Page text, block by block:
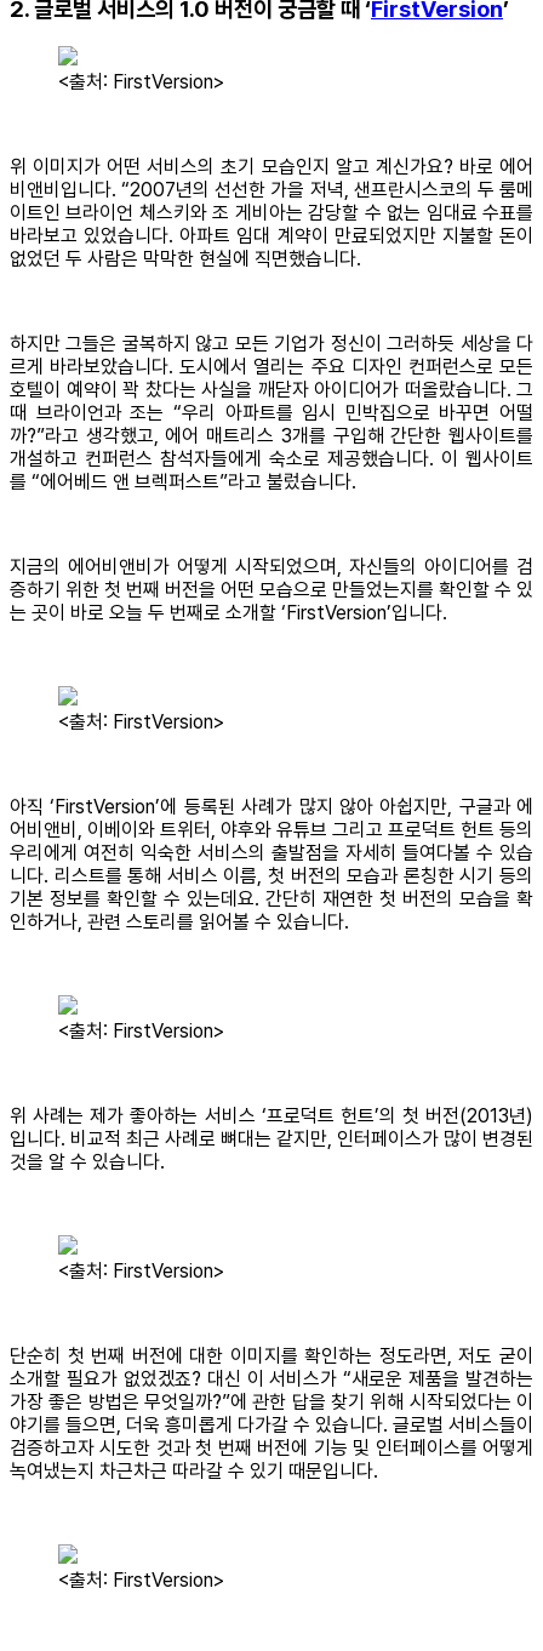
2. 글로벌 서비스의 1.0 버전이 궁금할 때 ‘FirstVersion’
<출처: FirstVersion>
위 이미지가 어떤 서비스의 초기 모습인지 알고 계신가요? 바로 에어
비앤비입니다. “2007년의 선선한 가을 저녁, 샌프란시스코의 두 룸메
이트인 브라이언 체스키와 조 게비아는 감당할 수 없는 임대료 수표를
바라보고 있었습니다. 아파트 임대 계약이 만료되었지만 지불할 돈이
없었던 두 사람은 막막한 현실에 직면했습니다.
하지만 그들은 굴복하지 않고 모든 기업가 정신이 그러하듯 세상을 다
르게 바라보았습니다. 도시에서 열리는 주요 디자인 컨퍼런스로 모든
호텔이 예약이 꽉 찼다는 사실을 깨닫자 아이디어가 떠올랐습니다. 그
때 브라이언과 조는 “우리 아파트를 임시 민박집으로 바꾸면 어떨
까?”라고 생각했고, 에어 매트리스 3개를 구입해 간단한 웹사이트를
개설하고 컨퍼런스 참석자들에게 숙소로 제공했습니다. 이 웹사이트
를 “에어베드 앤 브렉퍼스트”라고 불렀습니다.
지금의 에어비앤비가 어떻게 시작되었으며, 자신들의 아이디어를 검
증하기 위한 첫 번째 버전을 어떤 모습으로 만들었는지를 확인할 수 있
는 곳이 바로 오늘 두 번째로 소개할 ‘FirstVersion’입니다.
<출처: FirstVersion>
아직 ‘FirstVersion’에 등록된 사례가 많지 않아 아쉽지만, 구글과 에
어비앤비, 이베이와 트위터, 야후와 유튜브 그리고 프로덕트 헌트 등의
우리에게 여전히 익숙한 서비스의 출발점을 자세히 들여다볼 수 있습
니다. 리스트를 통해 서비스 이름, 첫 버전의 모습과 론칭한 시기 등의
기본 정보를 확인할 수 있는데요. 간단히 재연한 첫 버전의 모습을 확
인하거나, 관련 스토리를 읽어볼 수 있습니다.
<출처: FirstVersion>
위 사례는 제가 좋아하는 서비스 ‘프로덕트 헌트’의 첫 버전(2013년)
입니다. 비교적 최근 사례로 뼈대는 같지만, 인터페이스가 많이 변경된
것을 알 수 있습니다.
<출처: FirstVersion>
단순히 첫 번째 버전에 대한 이미지를 확인하는 정도라면, 저도 굳이
소개할 필요가 없었겠죠? 대신 이 서비스가 “새로운 제품을 발견하는
가장 좋은 방법은 무엇일까?”에 관한 답을 찾기 위해 시작되었다는 이
야기를 들으면, 더욱 흥미롭게 다가갈 수 있습니다. 글로벌 서비스들이
검증하고자 시도한 것과 첫 번째 버전에 기능 및 인터페이스를 어떻게
녹여냈는지 차근차근 따라갈 수 있기 때문입니다.
<출처: FirstVersion>